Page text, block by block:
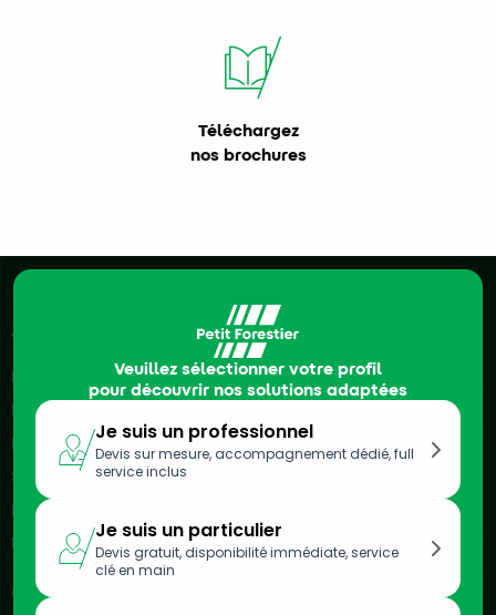
Téléchargez
nos brochures
Veuillez sélectionner votre profil
pour découvrir nos solutions adaptées
Je suis un professionnel
Devis sur mesure, accompagnement dédié, full
service inclus
Je suis un particulier
Devis gratuit, disponibilité immédiate, service
clé en main
Véhicules frigorifiques
Location de camions frigorifiques
Location de véhicules frigorifiques
Location de remorques frigorifiques
Semi-remorques frigorifiques
Location de camionnettes frigorifiques
Location d’utilitaires frigorifiques
Meubles réfrigérés